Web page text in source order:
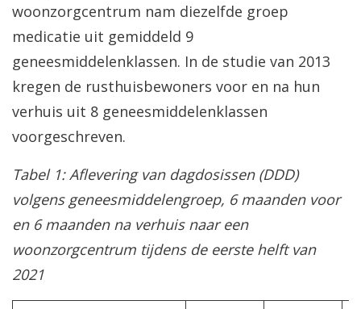
woonzorgcentrum nam diezelfde groep
medicatie uit gemiddeld 9
geneesmiddelenklassen. In de studie van 2013
kregen de rusthuisbewoners voor en na hun
verhuis uit 8 geneesmiddelenklassen
voorgeschreven.
Tabel 1: Aflevering van dagdosissen (DDD)
volgens geneesmiddelengroep, 6 maanden voor
en 6 maanden na verhuis naar een
woonzorgcentrum tijdens de eerste helft van
2021